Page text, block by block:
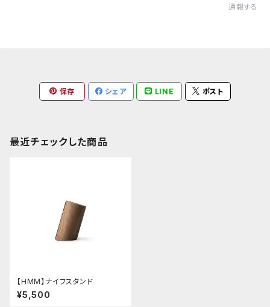
通報する
保存 シェア LINE ポスト
最近チェックした商品
【HMM】ナイフスタンド
¥5,500